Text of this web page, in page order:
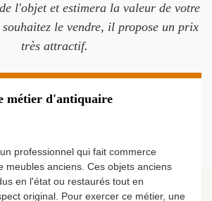
l'objet et estimera la valeur de votre
le vendre, il propose un prix
très attractif.
métier d'antiquaire
professionnel qui fait commerce
meubles anciens. Ces objets anciens
en l'état ou restaurés tout en
original. Pour exercer ce métier, une